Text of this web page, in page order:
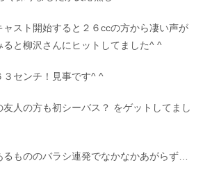
スト開始すると２６ccの方から凄い声が
ると柳沢さんにヒットしてました^ ^
３センチ！見事です^ ^
人の方も初シーバス？ をゲットしてまし
るもののバラシ連発でなかなかあがらず…